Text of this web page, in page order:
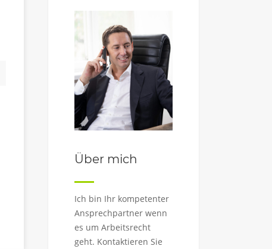
Über mich
Ich bin Ihr kompetenter
Ansprechpartner wenn
es um Arbeitsrecht
geht. Kontaktieren Sie